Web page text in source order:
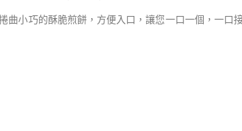
小巧的酥脆煎餅，方便入口，讓您一口一個，一